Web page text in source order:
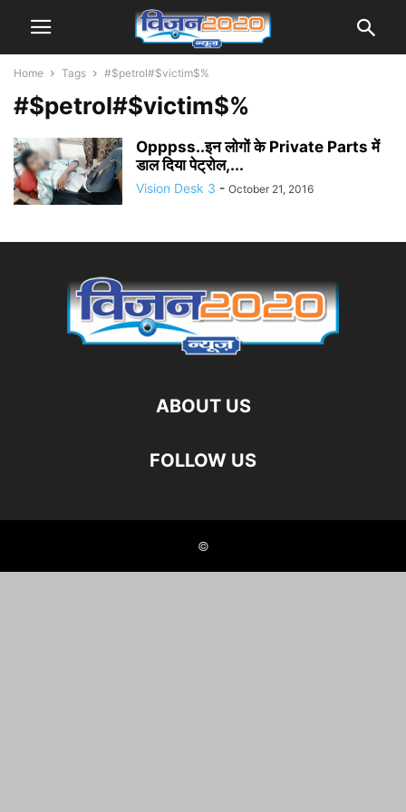
Home Tags #$petrol#$victim$%
#$petrol#$victim$%
Opppss..इन लोगों के Private Parts में
डाल दिया पेट्रोल,...
Vision Desk 3 - October 21, 2016
ABOUT US
FOLLOW US
©